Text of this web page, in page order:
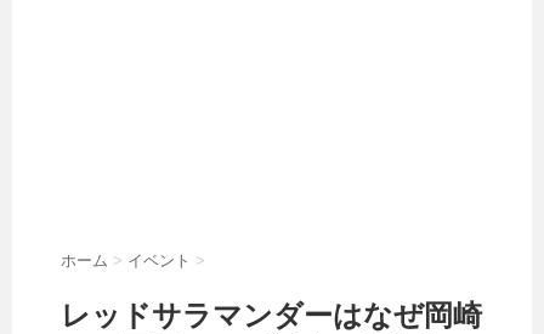
ホーム > イベント >
レッドサラマンダーはなぜ岡崎